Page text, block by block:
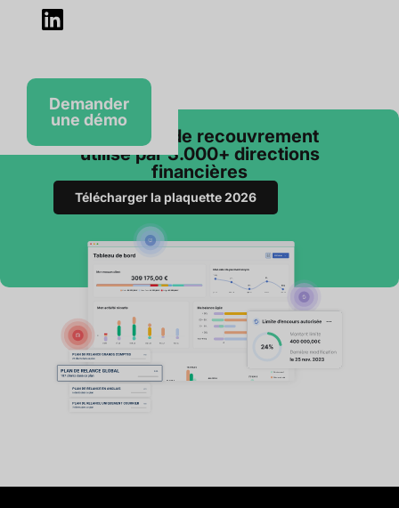
Demander
une démo
Le logiciel de recouvrement
utilisé par 3.000+ directions
financières
Télécharger la plaquette 2026